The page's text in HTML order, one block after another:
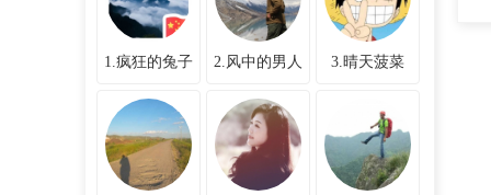
1.疯狂的兔子 2.风中的男人 3.晴天菠菜